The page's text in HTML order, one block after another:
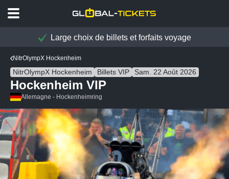
Large choix de billets et forfaits voyage
NitrOlympX Hockenheim
NitrOlympX Hockenheim Billets VIP Sam. 22 Août 2026
Hockenheim VIP
Allemagne - Hockenheimring